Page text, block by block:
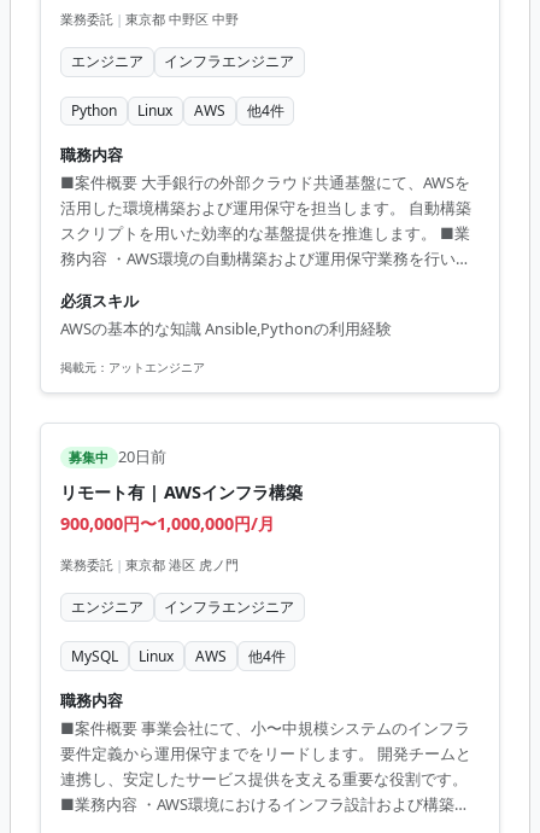
業務委託 | 東京都 中野区 中野
エンジニア インフラエンジニア
Python Linux AWS 他4件
職務内容
■案件概要 大手銀行の外部クラウド共通基盤にて、AWSを
活用した環境構築および運用保守を担当します。 自動構築
スクリプトを用いた効率的な基盤提供を推進します。 ■業
務内容 ・AWS環境の自動構築および運用保守業務を行いま
します。 ・利用部門からのQA対応および環境変更作業を行
います。 ・AnsibleやPythonを用いたスクリプトによる自
動化を推進します。 ■開発環境 AWS, CloudFormation,
必須スキル
AWSの基本的な知識 Ansible,Pythonの利用経験
掲載元： アットエンジニア
募集中 20日前
リモート有 | AWSインフラ構築
900,000円〜1,000,000円/月
業務委託 | 東京都 港区 虎ノ門
エンジニア インフラエンジニア
MySQL Linux AWS 他4件
職務内容
■案件概要 事業会社にて、小〜中規模システムのインフラ
要件定義から運用保守までをリードします。 開発チームと
連携し、安定したサービス提供を支える重要な役割です。
■業務内容 ・AWS環境におけるインフラ設計および構築。